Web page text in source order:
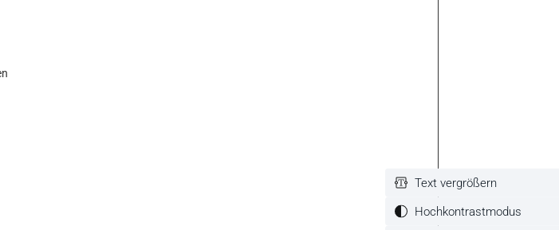
Text vergrößern
Hochkontrastmodus